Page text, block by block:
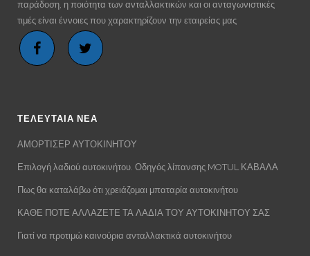
παράδοση, η ποιότητα των ανταλλακτικών και οι ανταγωνιστικές
τιμές είναι έννοιες που χαρακτηρίζουν την εταιρείας μας
ΤΕΛΕΥΤΑΙΑ ΝΕΑ
ΑΜΟΡΤΙΣΕΡ ΑΥΤΟΚΙΝΗΤΟΥ
Επιλογή λαδιού αυτοκινήτου. Οδηγός λίπανσης MOTUL ΚΑΒΑΛΑ
Πως θα καταλάβω ότι χρειάζομαι μπαταρία αυτοκινήτου
ΚΑΘΕ ΠΟΤΕ ΑΛΛΑΖΕΤΕ ΤΑ ΛΑΔΙΑ ΤΟΥ ΑΥΤΟΚΙΝΗΤΟΥ ΣΑΣ
Γιατί να προτιμώ καινούρια ανταλλακτικά αυτοκινήτου